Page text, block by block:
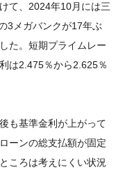
て、2024年10月には三
3メガバンクが17年ぶ
た。短期プライムレー
は2.475％から2.625％
も基準金利が上がって
ーンの総支払額が固定
ころは考えにくい状況